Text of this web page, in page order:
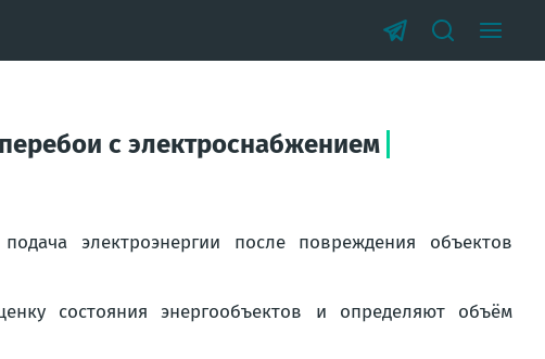
с электроснабжением
электроэнергии после повреждения объектов
состояния энергообъектов и определяют объём